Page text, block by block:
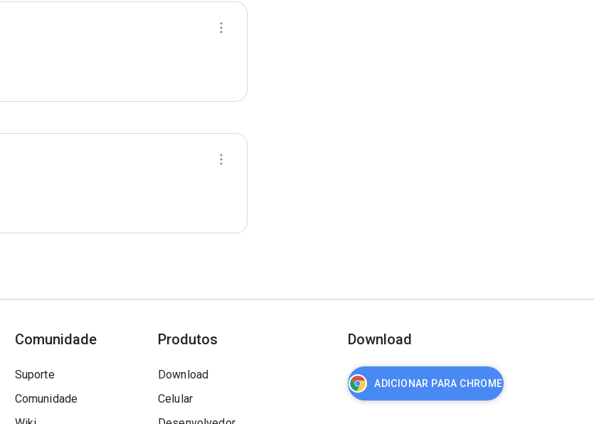
Comunidade
Suporte
Comunidade
Produtos
Download
Celular
Download
ADICIONAR PARA CHROME